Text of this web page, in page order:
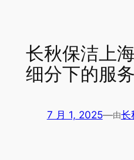
长秋保洁上
细分下的服
7 月 1, 2025—由长